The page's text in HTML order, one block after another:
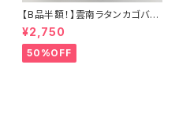
【B品半額！】雲南ラタンカゴバッ
グ
¥2,750
50%OFF